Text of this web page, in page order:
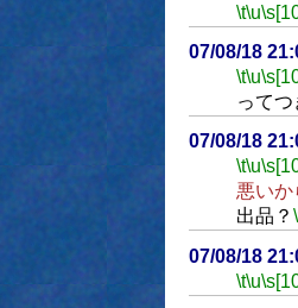
\t\u
07/08/18
\t\u
ってつ
07/08/18
\t\u
悪いか
出品？
07/08/18
\t\u